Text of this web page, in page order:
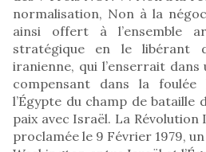
normalisation, Non à la
ainsi offert à l’ensemble
stratégique en le libérant
iranienne, qui l’enserrait dans
compensant dans la
l’Égypte du champ de
paix avec Israël. La
proclamée le 9 Février 1979,